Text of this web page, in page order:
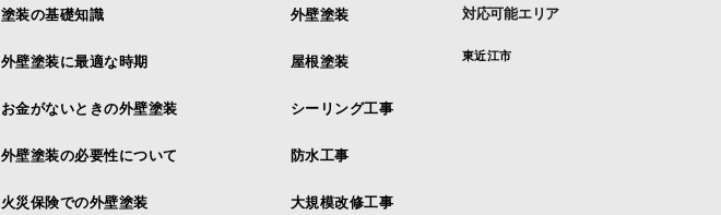
塗装の基礎知識
外壁塗装に最適な時期
お金がないときの外壁塗装
外壁塗装の必要性について
火災保険での外壁塗装
外壁塗装
屋根塗装
シーリング工事
防水工事
大規模改修工事
対応可能エリア
東近江市